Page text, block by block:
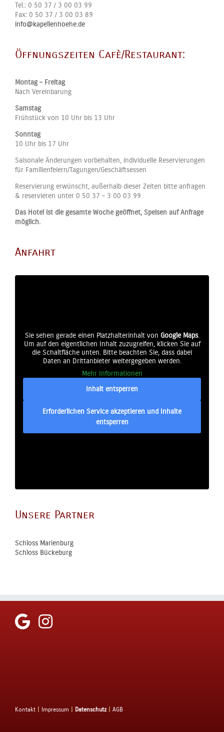
Tel.: 0 50 37 / 3 00 03 99
Fax: 0 50 37 / 3 00 03 89
info@kapellenhoehe.de
Öffnungszeiten Cafè/Restaurant:
Montag – Freitag
Nach Vereinbarung
Samstag
Frühstück von 10 Uhr bis 13 Uhr
Sonntag
10 Uhr bis 17 Uhr
Saisonale Änderungen vorbehalten, individuelle Reservierungen
für Familienfeiern/Tagungen/Geschäftsessen
Reservierung erwünscht, außerhalb dieser Zeiten bitte anfragen
& reservieren unter 0 50 37 – 3 00 03 99
Das Hotel ist die gesamte Woche geöffnet, Speisen auf Anfrage
möglich.
Anfahrt
Sie sehen gerade einen Platzhalterinhalt von Google Maps.
Um auf den eigentlichen Inhalt zuzugreifen, klicken Sie auf
die Schaltfläche unten. Bitte beachten Sie, dass dabei
Daten an Drittanbieter weitergegeben werden.
Mehr Informationen
Inhalt entsperren
Erforderlichen Service akzeptieren und Inhalte
entsperren
Unsere Partner
Schloss Marienburg
Schloss Bückeburg
Kontakt Impressum Datenschutz| AGB